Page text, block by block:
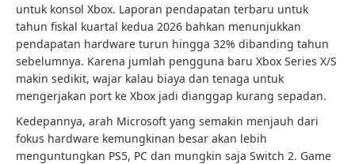
untuk konsol Xbox. Laporan pendapatan terbaru untuk
tahun fiskal kuartal kedua 2026 bahkan menunjukkan
pendapatan hardware turun hingga 32% dibanding tahun
sebelumnya. Karena jumlah pengguna baru Xbox Series X/S
makin sedikit, wajar kalau biaya dan tenaga untuk
mengerjakan port ke Xbox jadi dianggap kurang sepadan.
Kedepannya, arah Microsoft yang semakin menjauh dari
fokus hardware kemungkinan besar akan lebih
menguntungkan PS5, PC dan mungkin saja Switch 2. Game